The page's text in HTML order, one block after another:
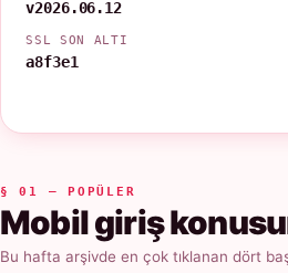
v2026.06.12
SSL SON ALTI
a8f3e1
§ 01 — POPÜLER
Mobil giriş
Bu hafta arşivde en çok tıklanan dört